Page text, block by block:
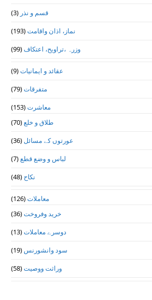
قسم و نذر (3)
نماز، اذان واقامت(193)
وزرہ ،تراويح، اعتكاف(99)
عقائد و ایمانیات(9)
متفرقات(79)
معاشرت(153)
طلاق و خلع(70)
عورتوں کے مسائل (36)
لباس و وضع قطع(7)
نکاح (48)
معاملات(126)
خرید وفروخت(36)
دوسرے معاملات(13)
سود وانشورنس (19)
وراثت ووصيت(58)